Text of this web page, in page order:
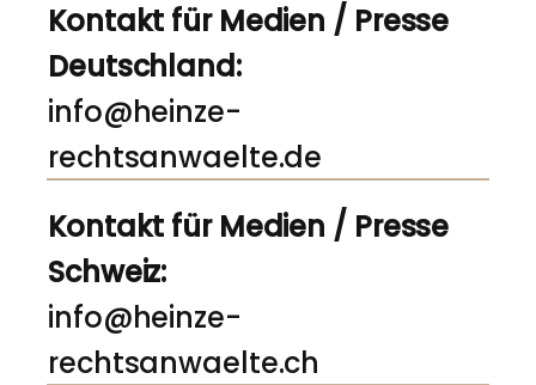
Kontakt für Medien / Presse
Deutschland:
info@heinze-
rechtsanwaelte.de
Kontakt für Medien / Presse
Schweiz:
info@heinze-
rechtsanwaelte.ch